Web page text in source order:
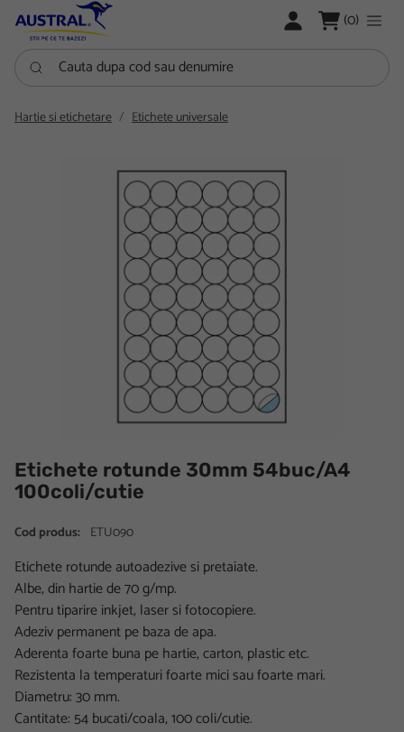
LOGARE (0)
Cauta dupa cod sau denumire
Hartie si etichetare Etichete universale
Etichete rotunde 30mm 54buc/A4
100coli/cutie
Cod produs: ETU090
Etichete rotunde autoadezive si pretaiate.
Albe, din hartie de 70 g/mp.
Pentru tiparire inkjet, laser si fotocopiere.
Adeziv permanent pe baza de apa.
Aderenta foarte buna pe hartie, carton, plastic etc.
Rezistenta la temperaturi foarte mici sau foarte mari.
Diametru: 30 mm.
Cantitate: 54 bucati/coala, 100 coli/cutie.